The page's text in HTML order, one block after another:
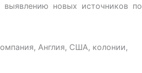
новых источников по
Англия, США, колонии,